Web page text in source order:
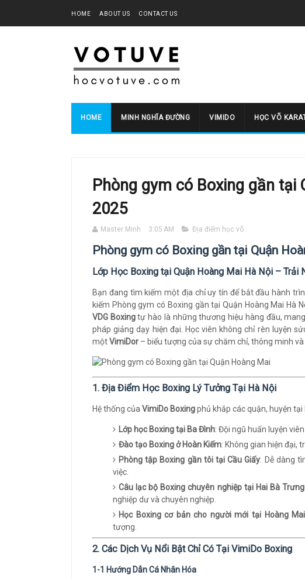
HOME ABOUT US CONTACT US
HOME MINH NGHĨA ĐƯỜNG VIMIDO HỌC VÕ
Phòng gym có Boxing gần tại
2025
Master Minh 3:05 AM Địa điểm học võ
Phòng gym có Boxing gần tại Quận
Lớp Học Boxing tại Quận Hoàng Mai Hà Nội – Trải
Bạn đang tìm kiếm một địa chỉ uy tín để bắt đầu hành
kiếm Phòng gym có Boxing gần tại Quận Hoàng Mai Hà
VDG Boxingtự hào là những thương hiệu hàng đầu,
pháp giảng dạy hiện đại. Học viên không chỉ rèn luyện
mộtVimiDor – biểu tượng của sự chăm chỉ, thông minh và
1. Địa Điểm Học Boxing Lý Tưởng Tại Hà Nội
Hệ thống của VimiDo Boxingphủ khắp các quận, huyện
Lớp học Boxing tại Ba Đình: Đội ngũ huấn luyện
Đào tạo Boxing ở Hoàn Kiếm: Không gian hiện đại,
Phòng tập Boxing gần tôi tại Cầu Giấy: Dễ dàng
việc.
Câu lạc bộ Boxing chuyên nghiệp tại Hai Bà Trưng
nghiệp dư và chuyên nghiệp.
Học Boxing cơ bản cho người mới tại Hoàng Mai
tượng.
2. Các Dịch Vụ Nổi Bật Chỉ Có Tại VimiDo Boxing
1-1 Hướng Dẫn Cá Nhân Hóa